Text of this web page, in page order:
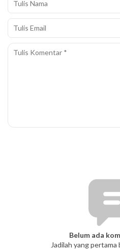
Belum ada
Jadilah yang